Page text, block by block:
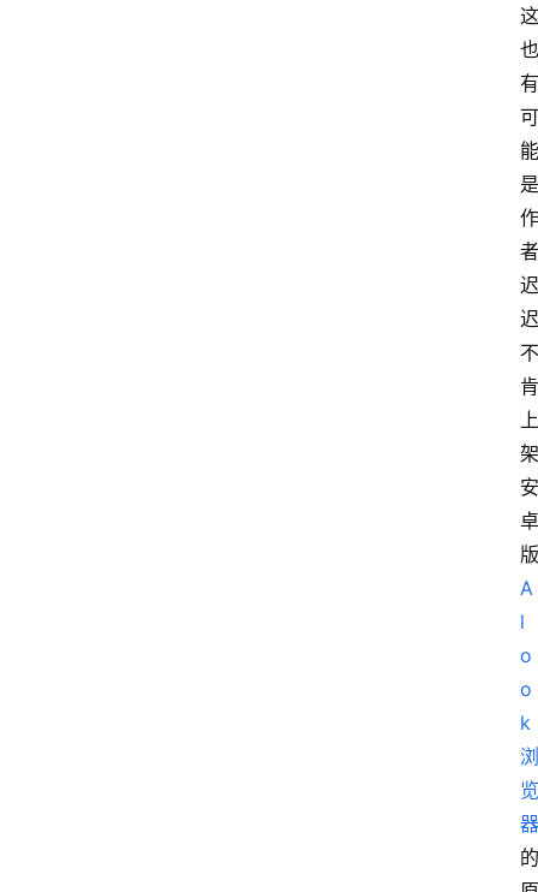
这
也
有
可
能
是
作
者
迟
迟
不
肯
上
架
安
卓
版
A
l
o
o
k
浏
览
器
的